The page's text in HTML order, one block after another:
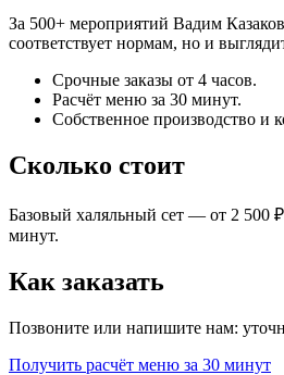
За 500+ мероприятий Вадим
соответствует нормам, но и
Срочные заказы от 4 часов.
Расчёт меню за 30 минут.
Собственное производство и
Сколько стоит
Базовый халяльный сет — от 2 500
минут.
Как заказать
Позвоните или напишите нам:
Получить расчёт меню за 30 минут